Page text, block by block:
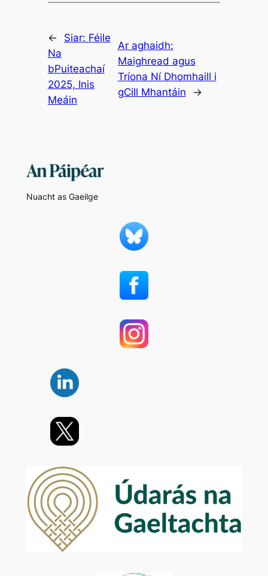
← Siar: Féile
Na
bPuiteachaí
2025, Inis
Meáin
Ar aghaidh:
Maighread agus
Tríona Ní Dhomhaill i
gCill Mhantáin
→
Nuacht as Gaeilge